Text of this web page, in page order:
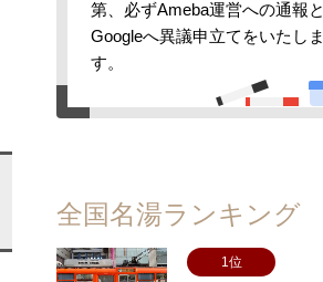
第、必ずAmeba運営への通報と
Googleへ異議申立てをいたしま
す。
全国名湯ランキング
1位